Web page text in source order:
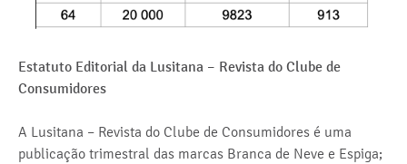
Estatuto Editorial da Lusitana – Revista do Clube de
Consumidores
A Lusitana – Revista do Clube de Consumidores é uma
publicação trimestral das marcas Branca de Neve e Espiga;